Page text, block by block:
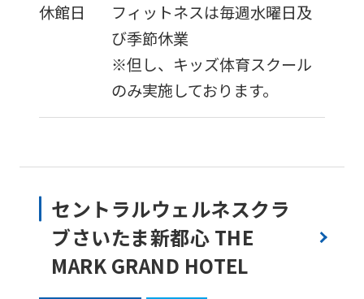
休館日
フィットネスは毎週水曜日及
び季節休業
※但し、キッズ体育スクール
のみ実施しております。
セントラルウェルネスクラ
ブさいたま新都心 THE
MARK GRAND HOTEL